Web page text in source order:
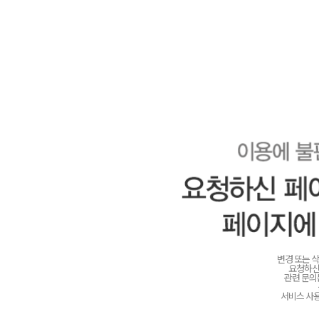
변경 또는
요청하
관련 문
서비스 사